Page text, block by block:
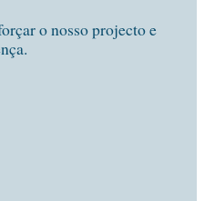
o nosso projecto e